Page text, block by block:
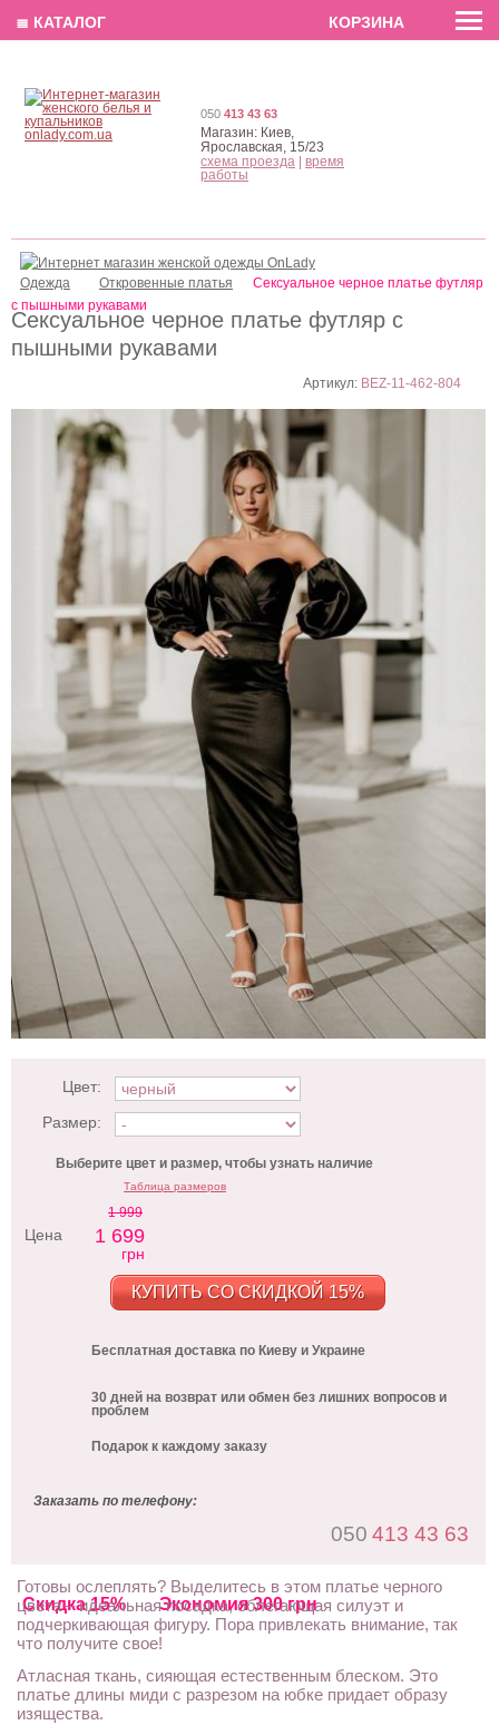
EN РУС
Cексуальное черное платье футляр с
пышными рукавами
Артикул: BEZ-11-462-804
Скидка 15% Экономия 300 грн
Цвет:
Размер:
Выберите цвет и размер, чтобы узнать наличие
Таблица размеров
Цена
1 999
1 699
грн
КУПИТЬ СО СКИДКОЙ 15%
Бесплатная доставка по Киеву и Украине
30 дней на возврат или обмен без лишних вопросов и
проблем
Подарок к каждому заказу
Заказать по телефону:
050 413 43 63
Готовы ослеплять? Выделитесь в этом платье черного
цвета – идеальная посадка, облегающая силуэт и
подчеркивающая фигуру. Пора привлекать внимание, так
что получите свое!
Атласная ткань, сияющая естественным блеском. Это
платье длины миди с разрезом на юбке придает образу
изящества.
Одежда Откровенные платья
Cексуальное черное платье футляр
с пышными рукавами
050 413 43 63
Магазин: Киев,
Ярославская, 15/23
схема проезда
время
работы
≣ КАТАЛОГ КОРЗИНА